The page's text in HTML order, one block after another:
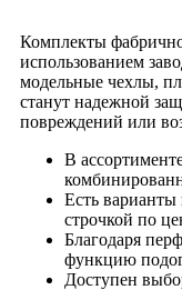
Комплекты
использованием
модельные чехлы,
станут надежной
повреждений или
В
Есть
строчкой по
Благодаря
функцию
Доступен